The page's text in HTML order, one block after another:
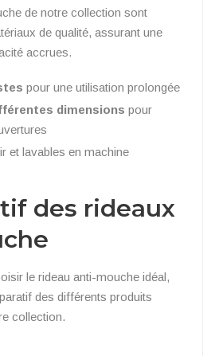
de notre collection sont
de qualité, assurant une
accrues.
pour une utilisation prolongée
dimensions pour
et lavables en machine
des rideaux
le rideau anti-mouche idéal,
des différents produits
collection.